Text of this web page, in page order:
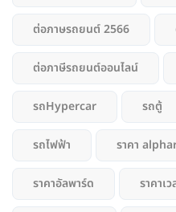
ต่อภาษรถยนต์ 2566
ต่อภาษีรถยนต์ออนไลน์
รถHypercar รถตู้
รถไฟฟ้า ราคา
ราคาอัลพาร์ด ราคาเ